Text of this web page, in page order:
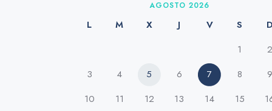
AGOSTO 2026
L M X J V S
D
1
2
3
4 5 6 7 8
9
10
11 12 13 14 15